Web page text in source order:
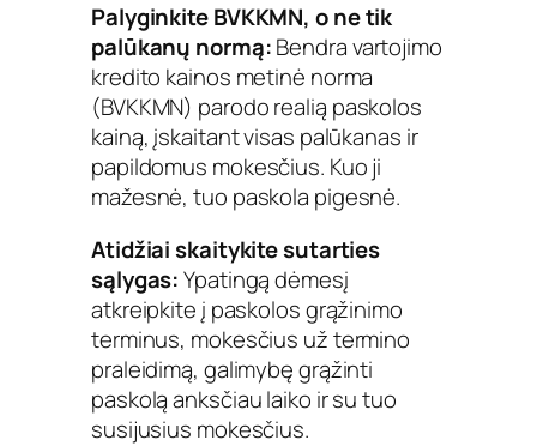
Palyginkite BVKKMN, o ne tik
palūkanų normą:Bendra vartojimo
kredito kainos metinė norma
(BVKKMN) parodo realią paskolos
kainą, įskaitant visas palūkanas ir
papildomus mokesčius. Kuo ji
mažesnė, tuo paskola pigesnė.
Atidžiai skaitykite sutarties
sąlygas:Ypatingą dėmesį
atkreipkite į paskolos grąžinimo
terminus, mokesčius už termino
praleidimą, galimybę grąžinti
paskolą anksčiau laiko ir su tuo
susijusius mokesčius.